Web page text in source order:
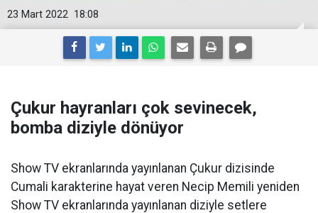
18:08
23 Mart 2022
Çukur hayranları çok sevinecek,
bomba diziyle dönüyor
Show TV ekranlarında yayınlanan Çukur dizisinde
Cumali karakterine hayat veren Necip Memili yeniden
Show TV ekranlarında yayınlanan diziyle setlere